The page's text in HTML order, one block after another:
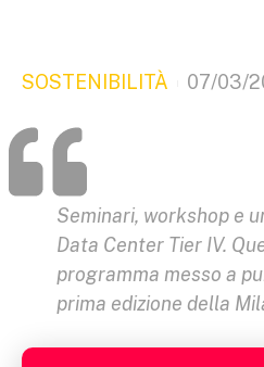
SOSTENIBILITÀ 07/03/
Seminari, workshop e
Data Center Tier IV.
programma messo a
prima edizione della